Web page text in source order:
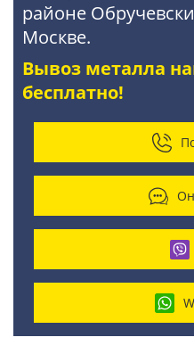
районе
Москве.
Вывоз металла
бесплатно!